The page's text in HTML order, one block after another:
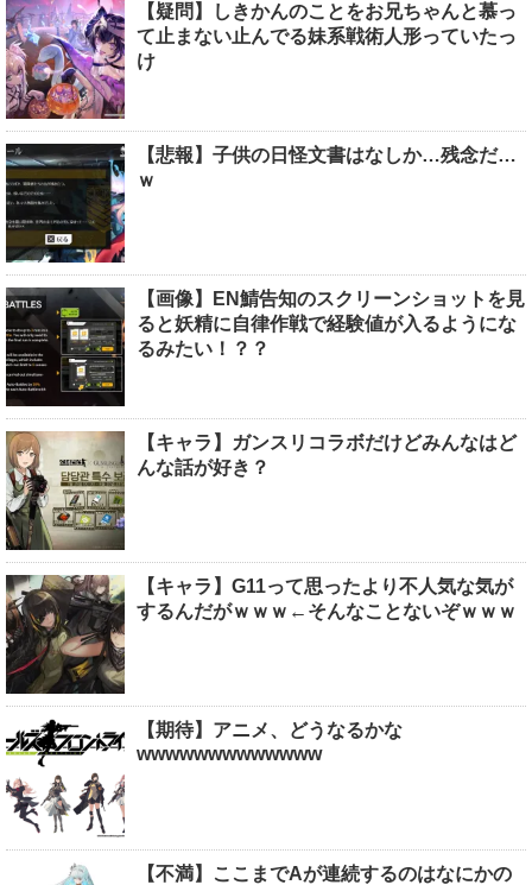
【疑問】しきかんのことをお兄ちゃんと慕っ
て止まない止んでる妹系戦術人形っていたっ
け
【悲報】子供の日怪文書はなしか…残念だ…
ｗ
【画像】EN鯖告知のスクリーンショットを見
ると妖精に自律作戦で経験値が入るようにな
るみたい！？？
【キャラ】ガンスリコラボだけどみんなはど
んな話が好き？
【キャラ】G11って思ったより不人気な気が
するんだがｗｗｗ←そんなことないぞｗｗｗ
【期待】アニメ、どうなるかな
wwwwwwwwwwwww
【不満】ここまでAが連続するのはなにかの